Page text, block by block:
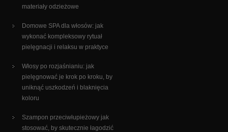
materiały odzieżowe
Domowe SPA dla włosów: jak
wykonać kompleksowy rytuał
pielęgnacji i relaksu w praktyce
Włosy po rozjaśnianiu: jak
pielęgnować je krok po kroku, by
uniknąć uszkodzeń i blaknięcia
koloru
Szampon przeciwłupieżowy jak
stosować, by skutecznie łagodzić